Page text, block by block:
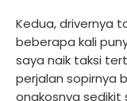
Kedua, drivernya
beberapa kali
saya naik taksi
perjalan sopirnya
ongkosnya sedikit